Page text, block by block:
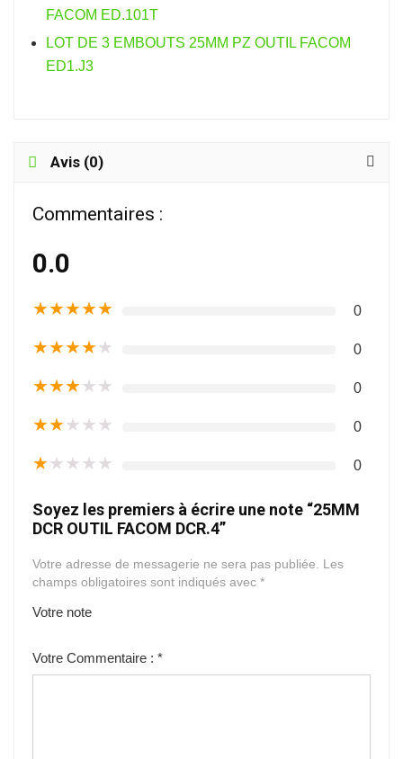
FACOM ED.101T
LOT DE 3 EMBOUTS 25MM PZ OUTIL FACOM
ED1.J3
Avis (0)
Commentaires :
0.0
★★★★★ 0
★★★★★ 0
★★★★★ 0
★★★★★ 0
★★★★★ 0
Soyez les premiers à écrire une note “25MM
DCR OUTIL FACOM DCR.4”
Votre adresse de messagerie ne sera pas publiée.
Les
champs obligatoires sont indiqués avec *
Votre note
Votre Commentaire : *